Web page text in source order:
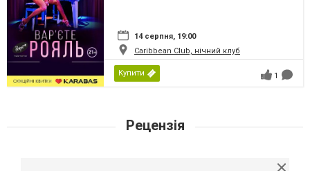
14 серпня, 19:00
Caribbean Club, нічний клуб
Купити 1
Рецензія